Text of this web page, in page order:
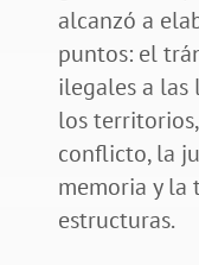
alcanzó a
puntos: el
ilegales a las
los
conflicto, la
memoria y la
estructuras.